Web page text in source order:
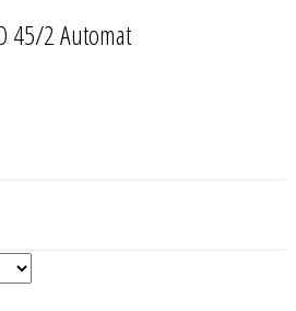
45/2 Automat